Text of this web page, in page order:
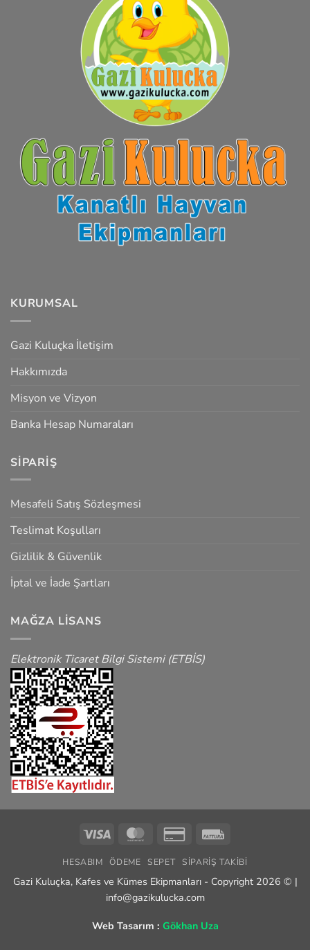
KURUMSAL
Gazi Kuluçka İletişim
Hakkımızda
Misyon ve Vizyon
Banka Hesap Numaraları
SIPARIŞ
Mesafeli Satış Sözleşmesi
Teslimat Koşulları
Gizlilik & Güvenlik
İptal ve İade Şartları
MAĞZA LISANS
Elektronik Ticaret Bilgi Sistemi (ETBİS)
Visa MasterCardCredit
2
HESABIM ÖDEME SEPET SIPARIŞ TAKIBI
Gazi Kuluçka, Kafes ve Kümes Ekipmanları - Copyright 2026 © |
info@gazikulucka.com
Web Tasarım : Gökhan Uza